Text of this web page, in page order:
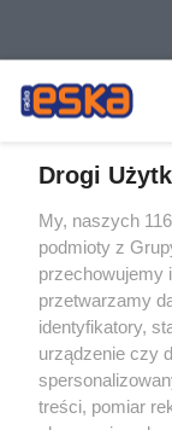
Żaden utwór
rozpowszechniany
tym także
eksploatacji w
bez pisemnej zgody
wykorzystanie
bez właściwej
prawnie.
Drogi
My, naszych
podmioty z
przechowujemy
przetwarzamy
identyfikatory,
urządzenie czy
treści, pomiar